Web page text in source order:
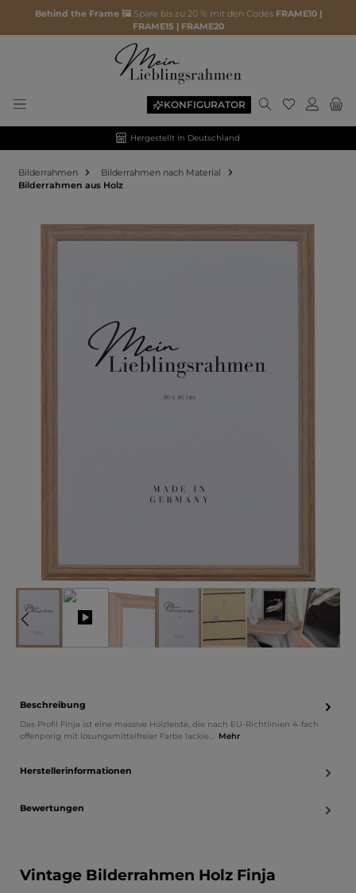
Behind the Frame 🖼️ Spare bis zu 20 % mit den Codes FRAME10 |
FRAME15 | FRAME20
KONFIGURATOR
Hergestellt in Deutschland
Bilderrahmen
Bilderrahmen nach Material
Bilderrahmen aus Holz
Beschreibung
Das Profil Finja ist eine massive Holzleiste, die nach EU-Richtlinien 4-fach
offenporig mit lösungsmittelfreier Farbe lackie… Mehr
Herstellerinformationen
Bewertungen
Vintage Bilderrahmen Holz Finja